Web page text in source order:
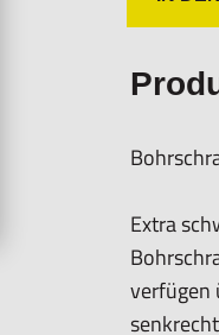
Extra
verfügen